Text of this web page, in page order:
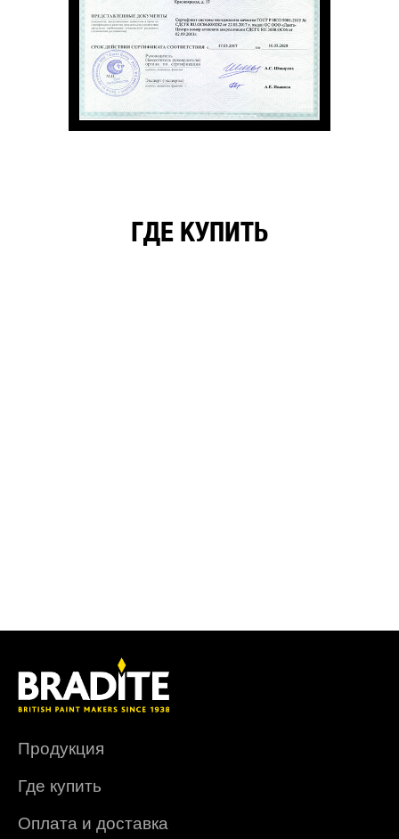
ГДЕ КУПИТЬ
Продукция
Где купить
Оплата и доставка